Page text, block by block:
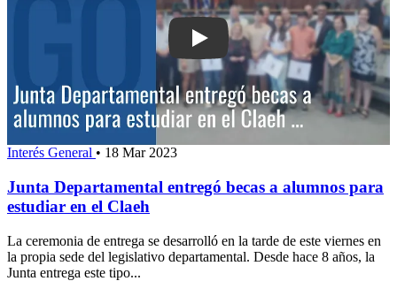
Play: Junta Departamental entregó
Interés General • 18 Mar 2023
Junta Departamental entregó becas a alumnos para
estudiar en el Claeh
La ceremonia de entrega se desarrolló en la tarde de este viernes en
la propia sede del legislativo departamental. Desde hace 8 años, la
Junta entrega este tipo...